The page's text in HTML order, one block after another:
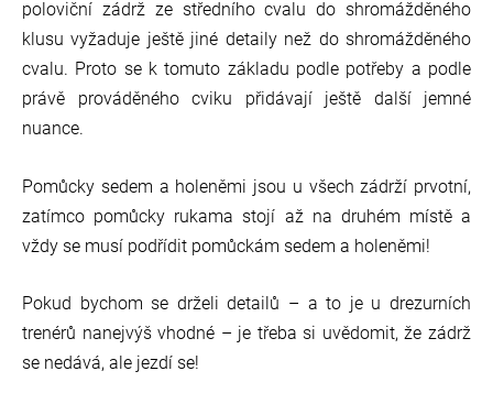
poloviční zádrž ze středního cvalu do shromážděného
klusu vyžaduje ještě jiné detaily než do shromážděného
cvalu. Proto se k tomuto základu podle potřeby a podle
právě prováděného cviku přidávají ještě další jemné
nuance.
Pomůcky sedem a holeněmi jsou u všech zádrží prvotní,
zatímco pomůcky rukama stojí až na druhém místě a
vždy se musí podřídit pomůckám sedem a holeněmi!
Pokud bychom se drželi detailů – a to je u drezurních
trenérů nanejvýš vhodné – je třeba si uvědomit, že zádrž
se nedává, ale jezdí se!